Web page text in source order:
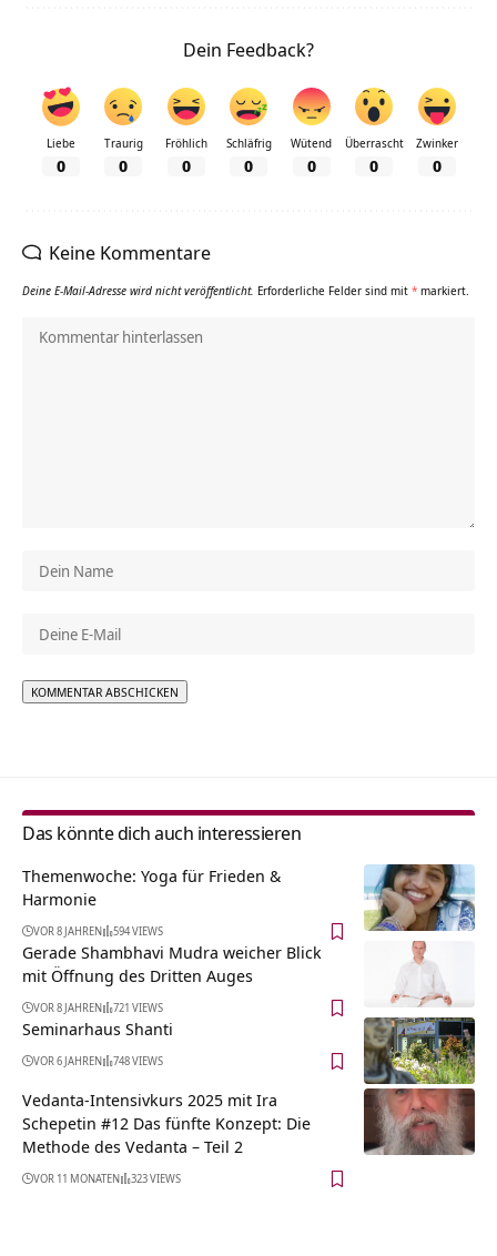
Dein Feedback?
Liebe
0
Traurig
0
Fröhlich
0
Schläfrig
0
Wütend
0
Überrascht
0
Zwinker
0
Keine Kommentare
Deine E-Mail-Adresse wird nicht veröffentlicht. Erforderliche Felder sind mit * markiert.
Das könnte dich auch interessieren
Themenwoche: Yoga für Frieden &
Harmonie
VOR 8 JAHREN 594 VIEWS
Gerade Shambhavi Mudra weicher Blick
mit Öffnung des Dritten Auges
VOR 8 JAHREN 721 VIEWS
Seminarhaus Shanti
VOR 6 JAHREN 748 VIEWS
Vedanta-Intensivkurs 2025 mit Ira
Schepetin #12 Das fünfte Konzept: Die
Methode des Vedanta – Teil 2
VOR 11 MONATEN 323 VIEWS